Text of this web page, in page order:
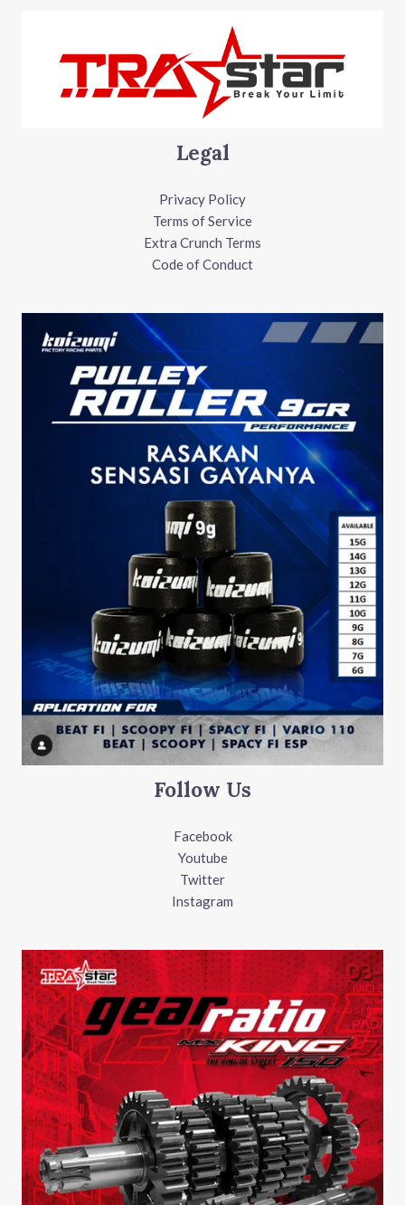
Legal
Privacy Policy
Terms of Service
Extra Crunch Terms
Code of Conduct
Follow Us
Facebook
Youtube
Twitter
Instagram